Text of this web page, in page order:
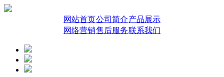
网站首页公司简介产品展示
网络营销售后服务联系我们